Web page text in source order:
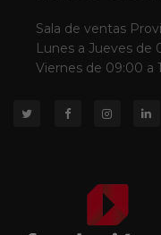
Sala de ventas
Lunes a Jueves de
Viernes de 09:00 a